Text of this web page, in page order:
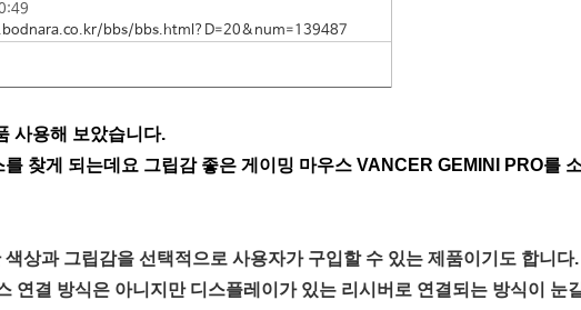
bbs/bbs.html?D=20&num=139487
사용해 보았습니다.
찾게 되는데요 그립감 좋은 게이밍 마우스 VANCER GEMINI PRO를
상과 그립감을 선택적으로 사용자가 구입할 수 있는 제품이기도 합니다
연결 방식은 아니지만 디스플레이가 있는 리시버로 연결되는 방식이 눈